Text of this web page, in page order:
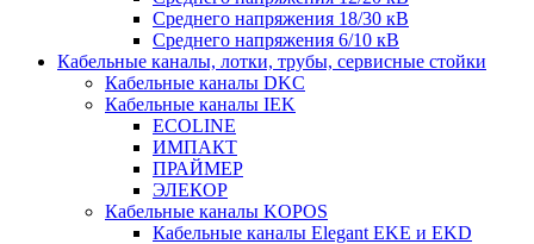
Среднего напряжения 18/30 кВ
Среднего напряжения 6/10 кВ
Кабельные каналы, лотки, трубы, сервисные стойки
Кабельные каналы DKC
Кабельные каналы IEK
ECOLINE
ИМПАКТ
ПРАЙМЕР
ЭЛЕКОР
Кабельные каналы KOPOS
Кабельные каналы Elegant EKE и EKD